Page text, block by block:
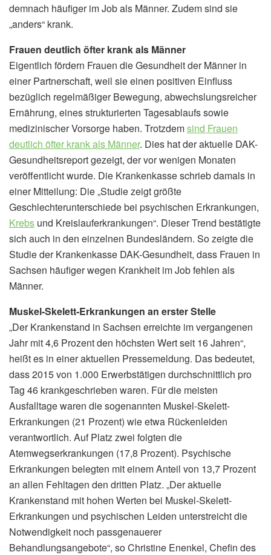
demnach häufiger im Job als Männer. Zudem sind sie
„anders“ krank.
Frauen deutlich öfter krank als Männer
Eigentlich fördern Frauen die Gesundheit der Männer in
einer Partnerschaft, weil sie einen positiven Einfluss
bezüglich regelmäßiger Bewegung, abwechslungsreicher
Ernährung, eines strukturierten Tagesablaufs sowie
medizinischer Vorsorge haben. Trotzdemsind Frauen
deutlich öfter krank als Männer. Dies hat der aktuelle DAK-
Gesundheitsreport gezeigt, der vor wenigen Monaten
veröffentlicht wurde. Die Krankenkasse schrieb damals in
einer Mitteilung: Die „Studie zeigt größte
Geschlechterunterschiede bei psychischen Erkrankungen,
Krebs und Kreislauferkrankungen“. Dieser Trend bestätigte
sich auch in den einzelnen Bundesländern. So zeigte die
Studie der Krankenkasse DAK-Gesundheit, dass Frauen in
Sachsen häufiger wegen Krankheit im Job fehlen als
Männer.
Muskel-Skelett-Erkrankungen an erster Stelle
„Der Krankenstand in Sachsen erreichte im vergangenen
Jahr mit 4,6 Prozent den höchsten Wert seit 16 Jahren“,
heißt es in einer aktuellen Pressemeldung. Das bedeutet,
dass 2015 von 1.000 Erwerbstätigen durchschnittlich pro
Tag 46 krankgeschrieben waren. Für die meisten
Ausfalltage waren die sogenannten Muskel-Skelett-
Erkrankungen (21 Prozent) wie etwa Rückenleiden
verantwortlich. Auf Platz zwei folgten die
Atemwegserkrankungen (17,8 Prozent). Psychische
Erkrankungen belegten mit einem Anteil von 13,7 Prozent
an allen Fehltagen den dritten Platz. „Der aktuelle
Krankenstand mit hohen Werten bei Muskel-Skelett-
Erkrankungen und psychischen Leiden unterstreicht die
Notwendigkeit noch passgenauerer
Behandlungsangebote“, so Christine Enenkel, Chefin des